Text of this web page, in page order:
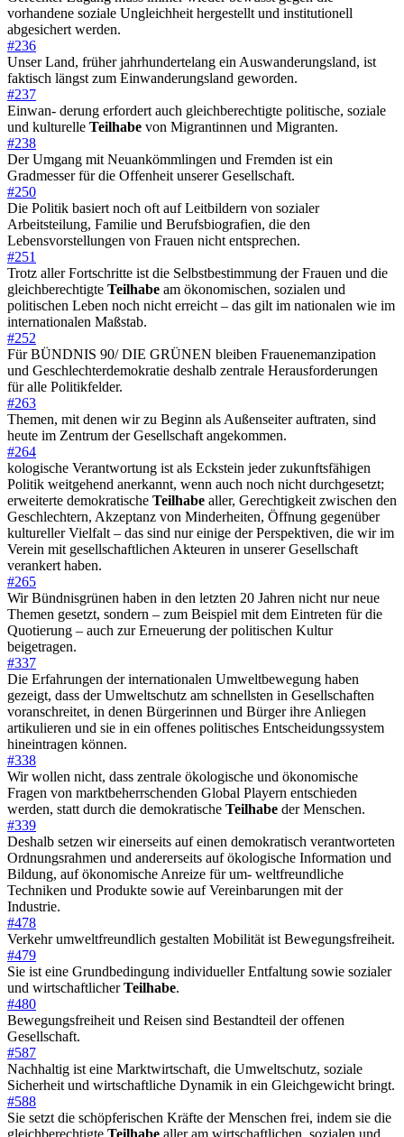
vorhandene soziale Ungleichheit hergestellt und institutionell
abgesichert werden.
#236
Unser Land, früher jahrhundertelang ein Auswanderungsland, ist
faktisch längst zum Einwanderungsland geworden.
#237
Einwan- derung erfordert auch gleichberechtigte politische, soziale
und kulturelle Teilhabe von Migrantinnen und Migranten.
#238
Der Umgang mit Neuankömmlingen und Fremden ist ein
Gradmesser für die Offenheit unserer Gesellschaft.
#250
Die Politik basiert noch oft auf Leitbildern von sozialer
Arbeitsteilung, Familie und Berufsbiografien, die den
Lebensvorstellungen von Frauen nicht entsprechen.
#251
Trotz aller Fortschritte ist die Selbstbestimmung der Frauen und die
gleichberechtigte Teilhabe am ökonomischen, sozialen und
politischen Leben noch nicht erreicht – das gilt im nationalen wie im
internationalen Maßstab.
#252
Für BÜNDNIS 90/ DIE GRÜNEN bleiben Frauenemanzipation
und Geschlechterdemokratie deshalb zentrale Herausforderungen
für alle Politikfelder.
#263
Themen, mit denen wir zu Beginn als Außenseiter auftraten, sind
heute im Zentrum der Gesellschaft angekommen.
#264
kologische Verantwortung ist als Eckstein jeder zukunftsfähigen
Politik weitgehend anerkannt, wenn auch noch nicht durchgesetzt;
erweiterte demokratische Teilhabe aller, Gerechtigkeit zwischen den
Geschlechtern, Akzeptanz von Minderheiten, Öffnung gegenüber
kultureller Vielfalt – das sind nur einige der Perspektiven, die wir im
Verein mit gesellschaftlichen Akteuren in unserer Gesellschaft
verankert haben.
#265
Wir Bündnisgrünen haben in den letzten 20 Jahren nicht nur neue
Themen gesetzt, sondern – zum Beispiel mit dem Eintreten für die
Quotierung – auch zur Erneuerung der politischen Kultur
beigetragen.
#337
Die Erfahrungen der internationalen Umweltbewegung haben
gezeigt, dass der Umweltschutz am schnellsten in Gesellschaften
voranschreitet, in denen Bürgerinnen und Bürger ihre Anliegen
artikulieren und sie in ein offenes politisches Entscheidungssystem
hineintragen können.
#338
Wir wollen nicht, dass zentrale ökologische und ökonomische
Fragen von marktbeherrschenden Global Playern entschieden
werden, statt durch die demokratische Teilhabe der Menschen.
#339
Deshalb setzen wir einerseits auf einen demokratisch verantworteten
Ordnungsrahmen und andererseits auf ökologische Information und
Bildung, auf ökonomische Anreize für um- weltfreundliche
Techniken und Produkte sowie auf Vereinbarungen mit der
Industrie.
#478
Verkehr umweltfreundlich gestalten Mobilität ist Bewegungsfreiheit.
#479
Sie ist eine Grundbedingung individueller Entfaltung sowie sozialer
und wirtschaftlicherTeilhabe.
#480
Bewegungsfreiheit und Reisen sind Bestandteil der offenen
Gesellschaft.
#587
Nachhaltig ist eine Marktwirtschaft, die Umweltschutz, soziale
Sicherheit und wirtschaftliche Dynamik in ein Gleichgewicht bringt.
#588
Sie setzt die schöpferischen Kräfte der Menschen frei, indem sie die